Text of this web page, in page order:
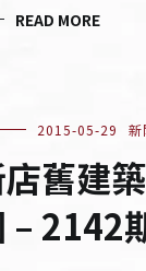
READ MORE
2015-05-29 新
舊建
– 2142